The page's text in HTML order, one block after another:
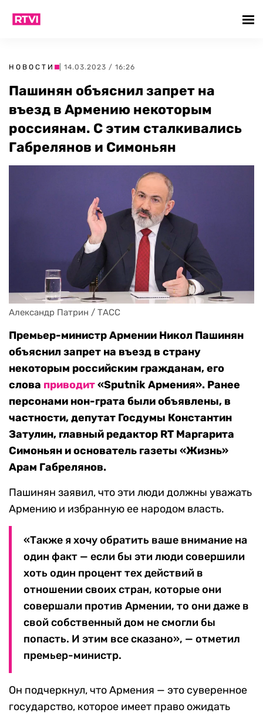
НОВОСТИ | 14.03.2023 / 16:26
Пашинян объяснил запрет на
въезд в Армению некоторым
россиянам. С этим сталкивались
Габрелянов и Симоньян
Александр Патрин / ТАСС
Премьер-министр Армении Никол Пашинян
объяснил запрет на въезд в страну
некоторым российским гражданам, его
слова приводит«Sputnik Армения». Ранее
персонами нон-грата были объявлены, в
частности, депутат Госдумы Константин
Затулин, главный редактор RT Маргарита
Симоньян и основатель газеты «Жизнь»
Арам Габрелянов.
Пашинян заявил, что эти люди должны уважать
Армению и избранную ее народом власть.
«Также я хочу обратить ваше внимание на
один факт — если бы эти люди совершили
хоть один процент тех действий в
отношении своих стран, которые они
совершали против Армении, то они даже в
свой собственный дом не смогли бы
попасть. И этим все сказано», — отметил
премьер-министр.
Он подчеркнул, что Армения — это суверенное
государство, которое имеет право ожидать